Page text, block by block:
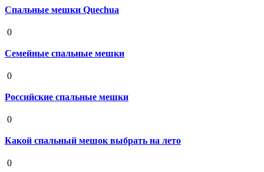
Спальные мешки Quechua
0
Семейные спальные мешки
0
Российские спальные мешки
0
Какой спальный мешок выбрать на лето
0